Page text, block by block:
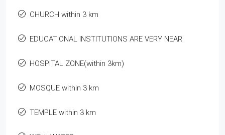
CHURCH within 3 km
EDUCATIONAL INSTITUTIONS ARE VERY NEAR
HOSPITAL ZONE(within 3km)
MOSQUE within 3 km
TEMPLE within 3 km